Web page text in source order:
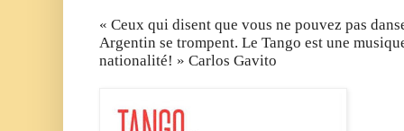
« Ceux qui disent que vous ne pouvez pas
Argentin se trompent. Le Tango est une
nationalité! » Carlos Gavito